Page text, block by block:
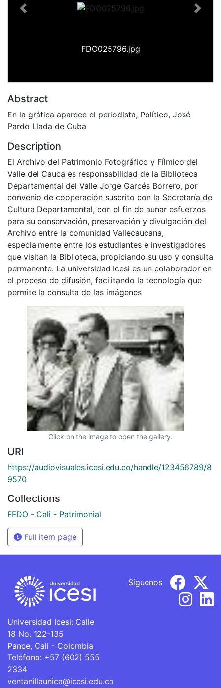
FDO025796.jpg
Previous Next
Abstract
En la gráfica aparece el periodista, Político, José
Pardo Llada de Cuba
Description
El Archivo del Patrimonio Fotográfico y Fílmico del
Valle del Cauca es responsabilidad de la Biblioteca
Departamental del Valle Jorge Garcés Borrero, por
convenio de cooperación suscrito con la Secretaría de
Cultura Departamental, con el fin de aunar esfuerzos
para su conservación, preservación y divulgación del
Archivo entre la comunidad Vallecaucana,
especialmente entre los estudiantes e investigadores
que visitan la Biblioteca, propiciando su uso y consulta
permanente. La universidad Icesi es un colaborador en
el proceso de difusión, facilitando la tecnología que
permite la consulta de las imágenes
Click on the image to open the gallery.
URI
https://audiovisuales.icesi.edu.co/handle/123456789/8
9570
Collections
FFDO - Cali - Patrimonial
Full item page
Universidad Icesi: Calle
18 No. 122-135
Pance, Cali - Colombia
Teléfono: +57 (602) 555
2334
ventanillaunica@icesi.edu.co
Síguenos